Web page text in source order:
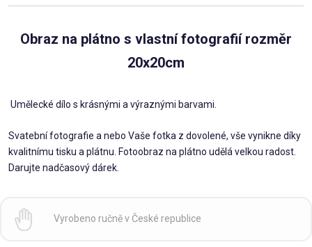
Obraz na plátno s vlastní fotografií rozměr
20x20cm
Umělecké dílo s krásnými a výraznými barvami.
Svatební fotografie a nebo Vaše fotka z dovolené, vše vynikne díky
kvalitnímu tisku a plátnu. Fotoobraz na plátno udělá velkou radost.
Darujte nadčasový dárek.
Vyrobeno ručně v České republice